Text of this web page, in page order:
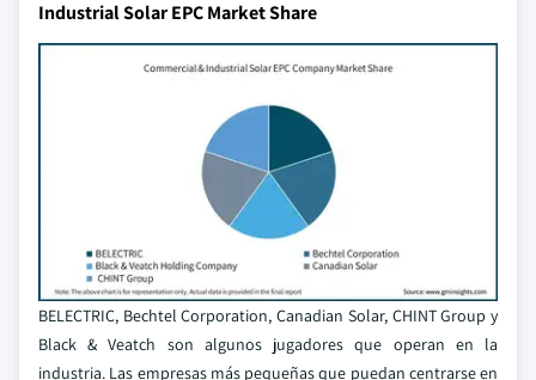
Industrial Solar EPC Market Share
BELECTRIC, Bechtel Corporation, Canadian Solar, CHINT Group y
Black & Veatch son algunos jugadores que operan en la
industria. Las empresas más pequeñas que puedan centrarse en